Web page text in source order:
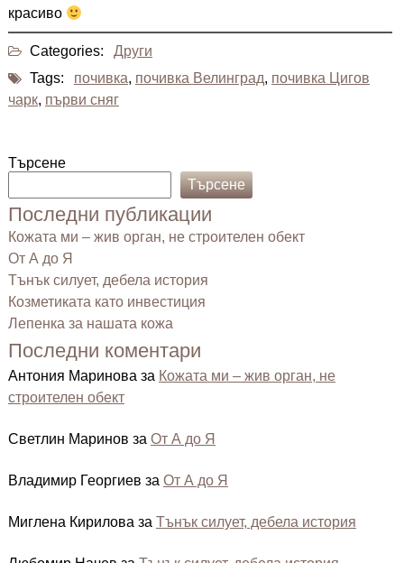
красиво
Categories:
Други
Tags:
почивка, почивка Велинград, почивка Цигов
чарк, първи сняг
Търсене
Търсене
Последни публикации
Кожата ми – жив орган, не строителен обект
От А до Я
Тънък силует, дебела история
Козметиката като инвестиция
Лепенка за нашата кожа
Последни коментари
Антония Маринова за Кожата ми – жив орган, не
строителен обект
Светлин Маринов за От А до Я
Владимир Георгиев за От А до Я
Миглена Кирилова за Тънък силует, дебела история